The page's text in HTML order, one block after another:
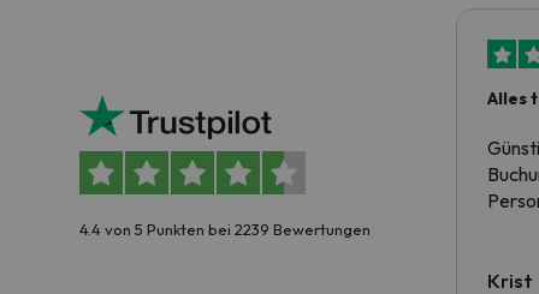
4.4 von 5 Punkten bei 2239 Bewertungen
Alles
Krist